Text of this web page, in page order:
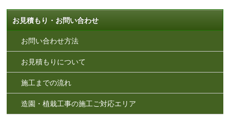
お見積もり・お問い合わせ
お問い合わせ方法
お見積もりについて
施工までの流れ
造園・植栽工事の施工ご対応エリア